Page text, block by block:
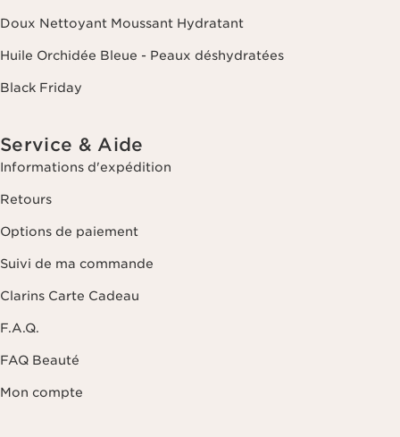
Doux Nettoyant Moussant Hydratant
Huile Orchidée Bleue - Peaux déshydratées
Black Friday
Service & Aide
Informations d'expédition
Retours
Options de paiement
Suivi de ma commande
Clarins Carte Cadeau
F.A.Q.
FAQ Beauté
Mon compte